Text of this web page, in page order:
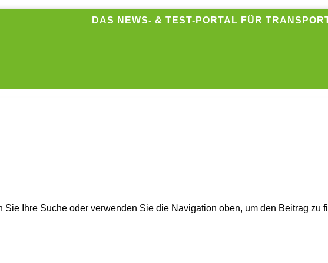
DAS NEWS- & TEST-PORTAL FÜR
Ihre Suche oder verwenden Sie die Navigation oben, um den Beitrag zu